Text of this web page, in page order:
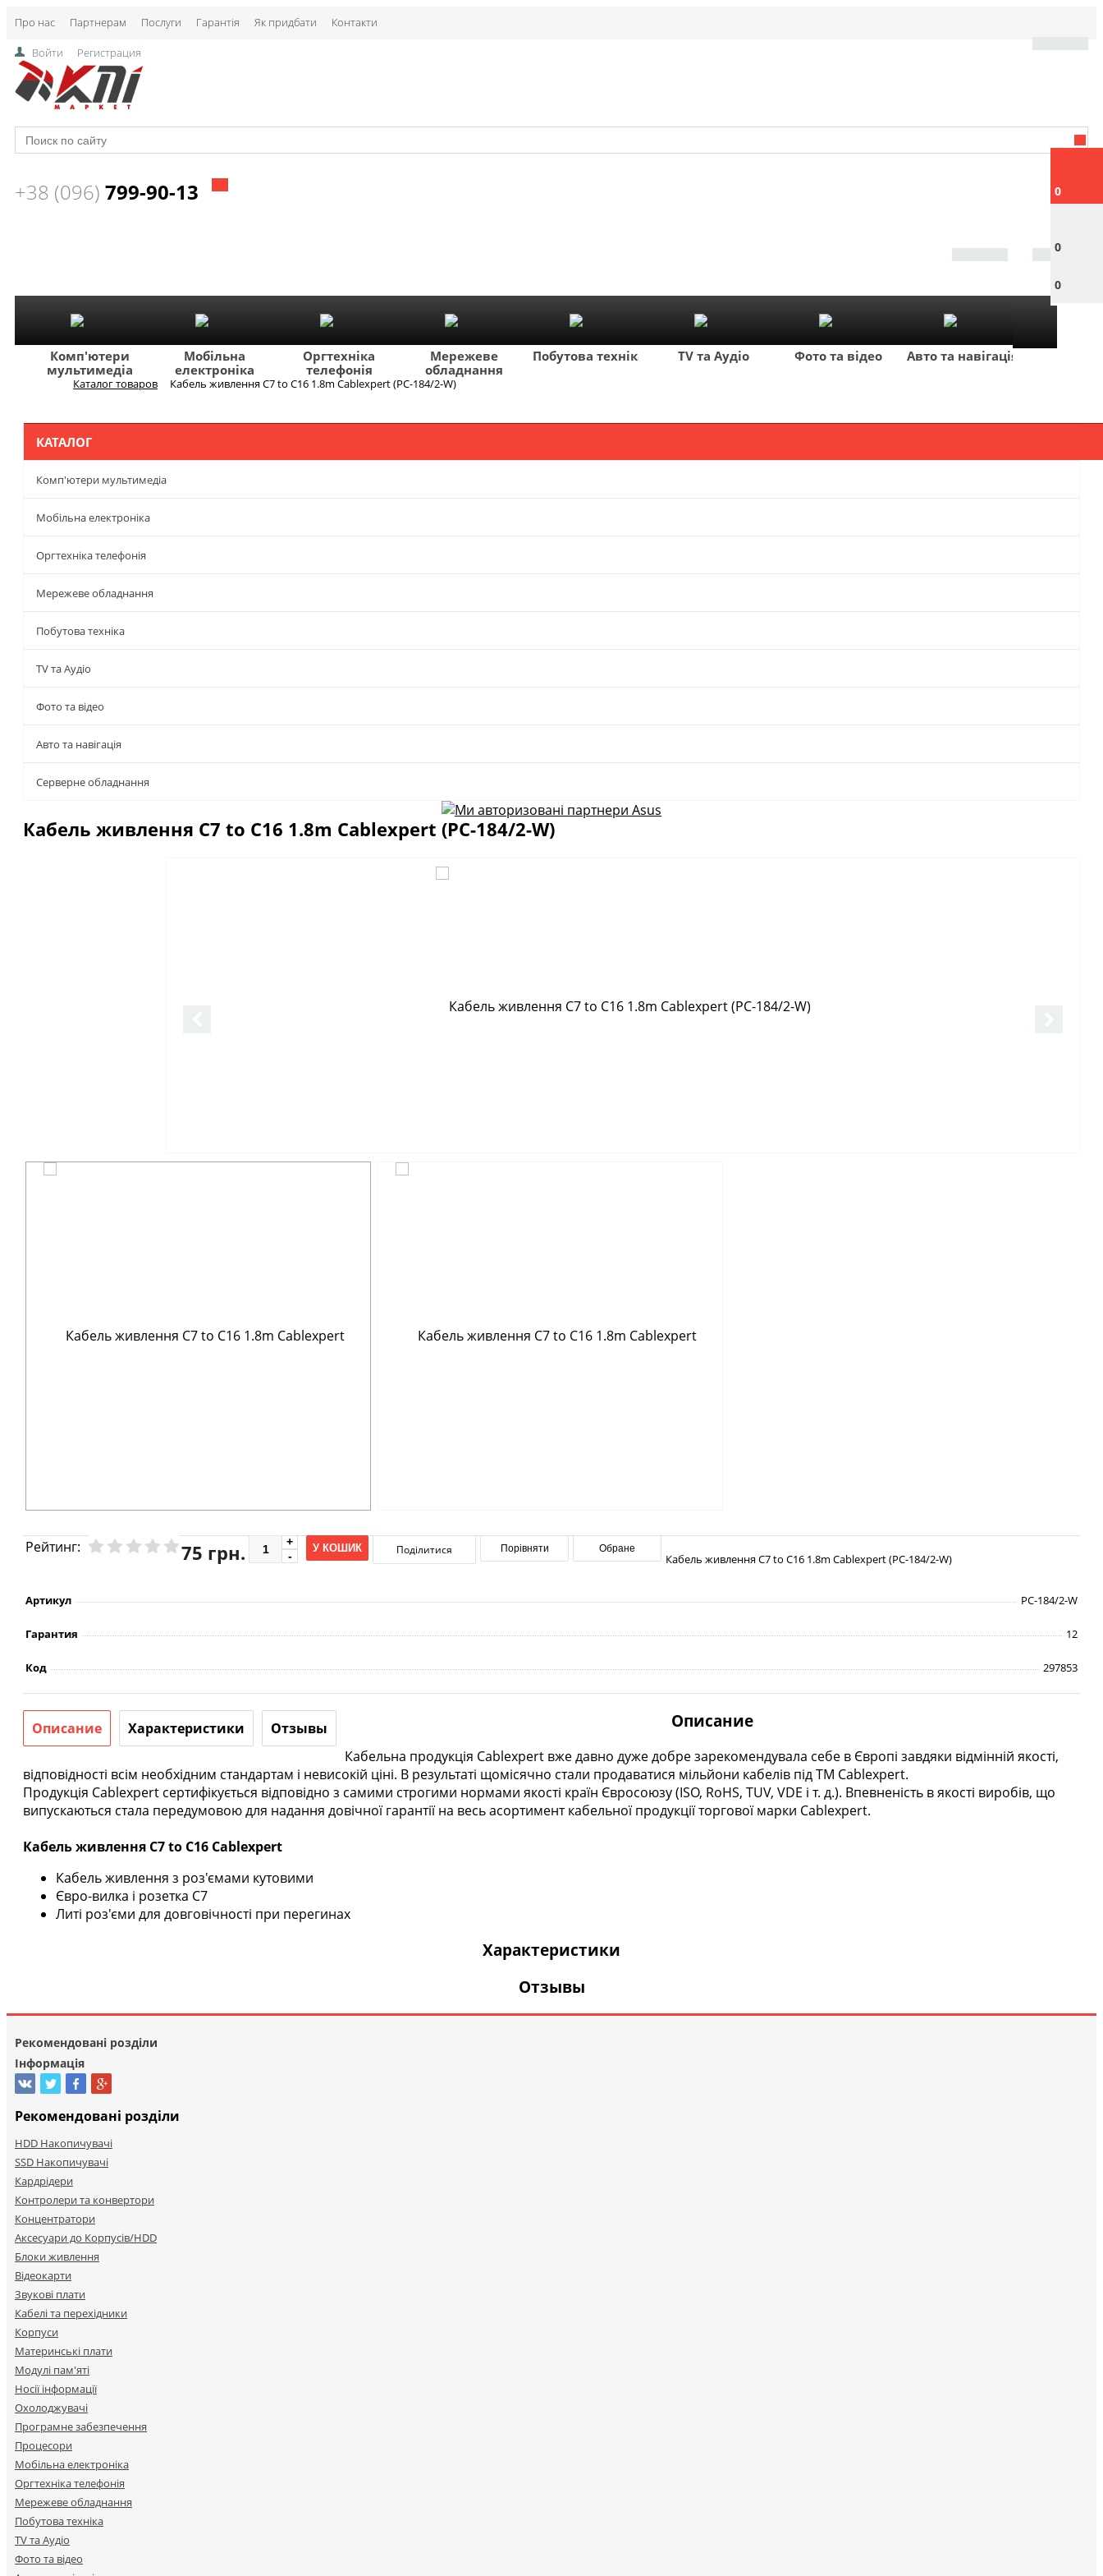
Про нас Партнерам Послуги Гарантія Як придбати Контакти
0
0
0
Войти Регистрация
+38 (096) 799-90-13
Комп'ютери
мультимедіа
Мобільна
електроніка
Оргтехніка
телефонія
Мережеве
обладнання
Побутова техніка TV та Аудіо Фото та відео Авто та навігація
Каталог товаров Кабель живлення C7 to C16 1.8m Cablexpert (PC-184/2-W)
КАТАЛОГ
Комп'ютери мультимедіа
Мобільна електроніка
Оргтехніка телефонія
Мережеве обладнання
Побутова техніка
TV та Аудіо
Фото та відео
Авто та навігація
Серверне обладнання
Кабель живлення C7 to C16 1.8m Cablexpert (PC-184/2-W)
Рейтинг: 75 грн. У КОШИК Поділитися Порівняти Обране
Кабель живлення C7 to C16 1.8m Cablexpert (PC-184/2-W)
Артикул PC-184/2-W
Гарантия 12
Код 297853
Описание Характеристики Отзывы Описание
Кабельна продукція Cablexpert вже давно дуже добре зарекомендувала себе в Європі завдяки відмінній якості,
відповідності всім необхідним стандартам і невисокій ціні. В результаті щомісячно стали продаватися мільйони кабелів під ТМ Cablexpert.
Продукція Cablexpert сертифікується відповідно з самими строгими нормами якості країн Євросоюзу (ISO, RoHS, TUV, VDE і т. д.). Впевненість в якості виробів, що
випускаються стала передумовою для надання довічної гарантії на весь асортимент кабельної продукції торгової марки Cablexpert.
Кабель живлення C7 to C16 Cablexpert
Кабель живлення з роз'ємами кутовими
Євро-вилка і розетка C7
Литі роз'єми для довговічності при перегинах
Характеристики
Отзывы
Рекомендовані розділи
Інформація
Рекомендовані розділи
HDD Накопичувачі
SSD Накопичувачі
Кардрідери
Контролери та конвертори
Концентратори
Аксесуари до Корпусів/HDD
Блоки живлення
Відеокарти
Звукові плати
Кабелі та перехідники
Корпуси
Материнські плати
Модулі пам'яті
Носії інформації
Охолоджувачі
Програмне забезпечення
Процесори
Мобільна електроніка
Оргтехніка телефонія
Мережеве обладнання
Побутова техніка
TV та Аудіо
Фото та відео